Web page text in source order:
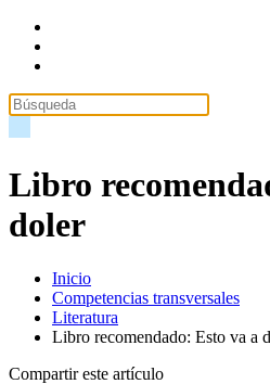
Libro
doler
Inicio
Competencias transversales
Literatura
Libro recomendado: Esto va a
Compartir este artículo